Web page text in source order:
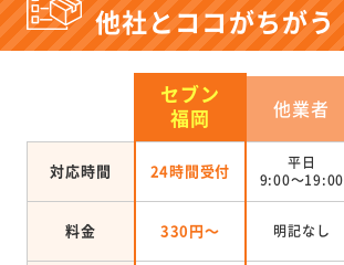
他社とココがちがう
セブン
福岡
他業者
対応時間 24時間受付
平日
9:00～19:00
料金 330円～ 明記なし